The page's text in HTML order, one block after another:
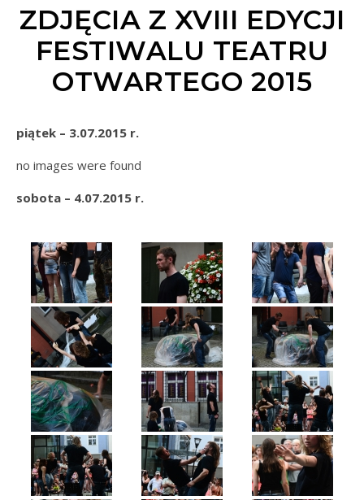
ZDJĘCIA Z XVIII EDYCJI
FESTIWALU TEATRU
OTWARTEGO 2015
piątek – 3.07.2015 r.
no images were found
sobota – 4.07.2015 r.